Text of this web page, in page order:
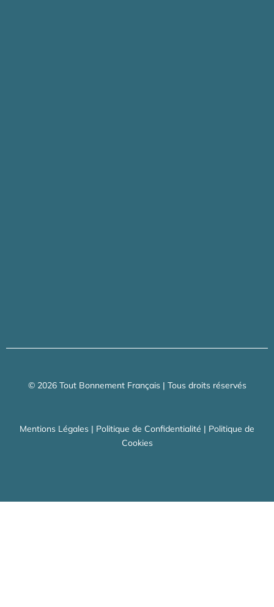
© 2026 Tout Bonnement Français | Tous droits réservés
Mentions Légales | Politique de Confidentialité | Politique de
Cookies